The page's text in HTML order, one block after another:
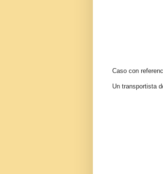
Caso con
Un transportista